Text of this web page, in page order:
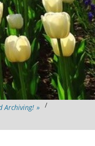
/
Archiving! »